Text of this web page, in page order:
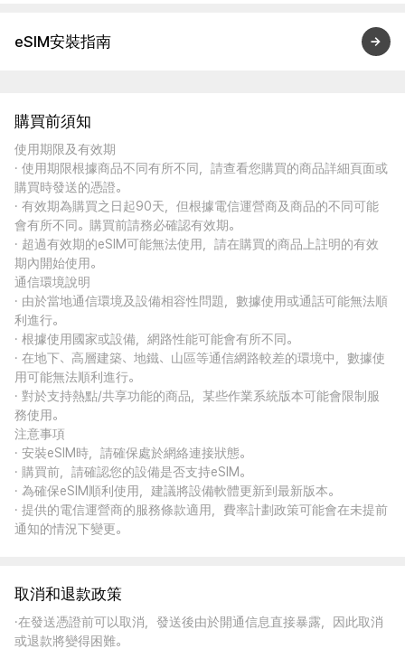
eSIM安裝指南
購買前須知
使用期限及有效期
· 使用期限根據商品不同有所不同，請查看您購買的商品詳細頁面或
購買時發送的憑證。
· 有效期為購買之日起90天，但根據電信運營商及商品的不同可能
會有所不同。購買前請務必確認有效期。
· 超過有效期的eSIM可能無法使用，請在購買的商品上註明的有效
期內開始使用。
通信環境說明
· 由於當地通信環境及設備相容性問題，數據使用或通話可能無法順
利進行。
· 根據使用國家或設備，網路性能可能會有所不同。
· 在地下、高層建築、地鐵、山區等通信網路較差的環境中，數據使
用可能無法順利進行。
· 對於支持熱點/共享功能的商品，某些作業系統版本可能會限制服
務使用。
注意事項
· 安裝eSIM時，請確保處於網絡連接狀態。
· 購買前，請確認您的設備是否支持eSIM。
· 為確保eSIM順利使用，建議將設備軟體更新到最新版本。
· 提供的電信運營商的服務條款適用，費率計劃政策可能會在未提前
通知的情況下變更。
取消和退款政策
·在發送憑證前可以取消，發送後由於開通信息直接暴露，因此取消
或退款將變得困難。